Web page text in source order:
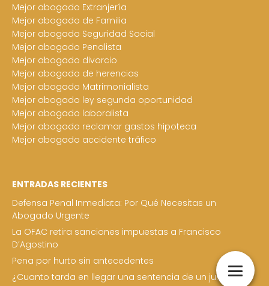
Mejor abogado Extranjería
Mejor abogado de Familia
Mejor abogado Seguridad Social
Mejor abogado Penalista
Mejor abogado divorcio
Mejor abogado de herencias
Mejor abogado Matrimonialista
Mejor abogado ley segunda oportunidad
Mejor abogado laboralista
Mejor abogado reclamar gastos hipoteca
Mejor abogado accidente tráfico
ENTRADAS RECIENTES
Defensa Penal Inmediata: Por Qué Necesitas un
Abogado Urgente
La OFAC retira sanciones impuestas a Francisco
D’Agostino
Pena por hurto sin antecedentes
¿Cuanto tarda en llegar una sentencia de un juicio